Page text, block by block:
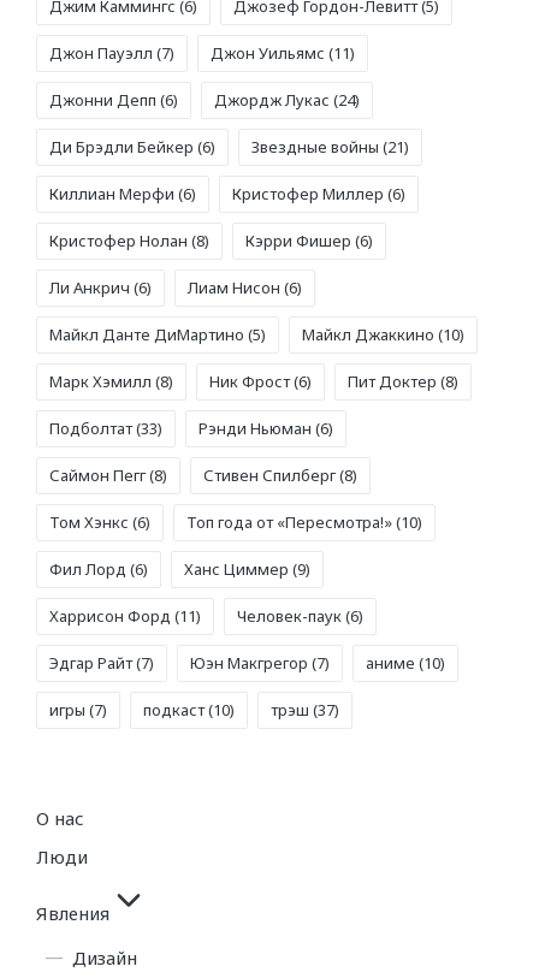
Джим Каммингс (6) Джозеф Гордон-Левитт(5)
Джон Пауэлл (7) Джон Уильямс (11)
Джонни Депп (6) Джордж Лукас (24)
Ди Брэдли Бейкер (6) Звездные войны (21)
Киллиан Мерфи (6) Кристофер Миллер (6)
Кристофер Нолан (8) Кэрри Фишер (6)
Ли Анкрич (6) Лиам Нисон (6)
Майкл Данте ДиМартино (5) Майкл Джаккино (10)
Марк Хэмилл (8) Ник Фрост(6) Пит Доктер (8)
Подболтат(33) Рэнди Ньюман (6)
Саймон Пегг(8) Стивен Спилберг(8)
Том Хэнкс (6) Топ года от «Пересмотра!»(10)
Фил Лорд (6) Ханс Циммер (9)
Харрисон Форд (11) Человек-паук(6)
Эдгар Райт(7) Юэн Макгрегор (7) аниме (10)
игры (7) подкаст(10) трэш (37)
О нас
Люди
Явления
Дизайн